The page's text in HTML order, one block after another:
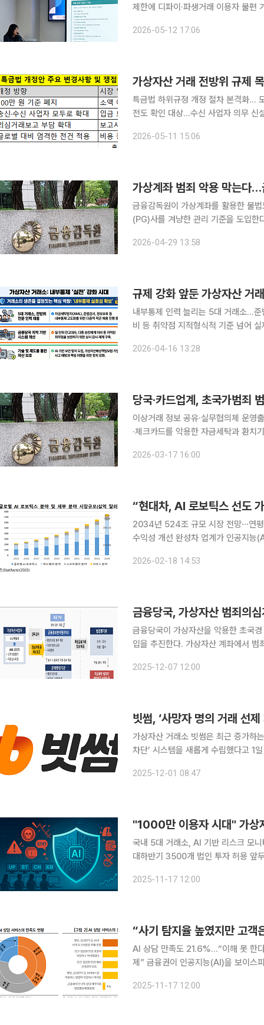
제한에 디파이·파생거래 이용자 불편
Laundering·AML) 강화를 목표로
2026-05-12 17:06
가상자산 거래 전방위 규제
특금법 하위규정 개정 절차 본격화…
전도 확인 대상…수신 사업자 의무 신
을 마치고 본격적인 심사 절차에 들어
2026-05-11 15:06
가상계좌 범죄 악용 막는다…
금융감독원이 가상계좌를 활용한 불
(PG)사를 겨냥한 관리 기준을 도입한
좌 재판매 업무처리기준’을 마련하
2026-04-29 13:58
규제 강화 앞둔 가상자산 거
내부통제 인력 늘리는 5대 거래소…준
비 등 취약점 지적형식적 기준 넘어 실제 운영 경
흐름, 당국 점검 결과를 종합하면 거
2026-04-16 13:28
당국·카드업계, 초국가범죄
이상거래 정보 공유·실무협의체 운영출입국 정보-해
·체크카드를 악용한 자금세탁과 환치
죄자금 차단 공동대응을 위한 민관
2026-03-17 16:00
“현대차, AI 로보틱스 선도
2034년 524조 규모 시장 전망⋯연
수익성 개선 완성차 업계가 인공지능(AI) 로보틱스를 앞세워 제조 혁신 경쟁에 본격 돌입했다. 글로
원대 투자를 단행하며 흐름에 합류했
2026-02-18 14:53
금융당국, 가상자산 범죄의
금융당국이 가상자산을 악용한 초국
입을 추진한다. 가상자산 계좌에서 범
코인원·코빗·고팍스 등 주요 국내 가
2025-12-07 12:00
빗썸, ‘사망자 명의 거래 선
가상자산 거래소 빗썸은 최근 증가하
차단’ 시스템을 새롭게 수립했다고 1일 밝혔다. 비대면 금융거래는 이용자 본인
악용되는 문제가 꾸준히 제기돼 왔다.
2025-12-01 08:47
"1000만 이용자 시대" 가상
국내 5대 거래소, AI 기반 리스크 모
대하반기 3500개 법인 투자 허용 앞두고 시스템 도입 시급 국
하면서 의심거래보고(STR)가 급증한
2025-11-17 12:00
“사기 탐지율 높였지만 고
AI 상담 만족도 21.6%…“이해 못 한
제” 금융권이 인공지능(AI)을 보이스피싱·자금세탁방지(AML) 등 내부통제 영역에 적용하며 성과
입이 효율과 대응 속도는 높였지만,
2025-11-17 12:00